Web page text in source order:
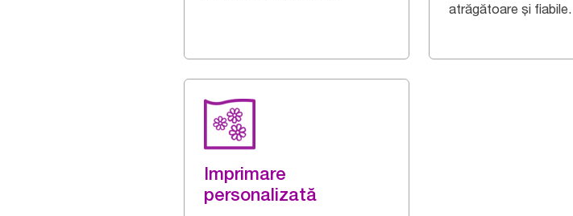
atrăgătoare și fiabile.
Imprimare
personalizată